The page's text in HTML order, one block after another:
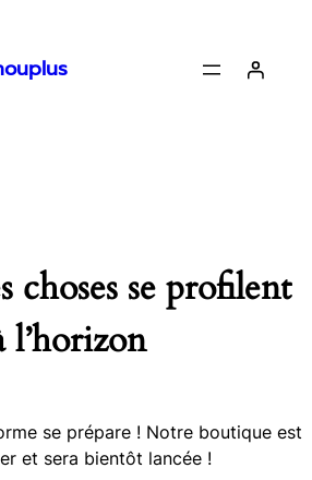
choses se profilent
l’horizon
se prépare ! Notre boutique est
et sera bientôt lancée !